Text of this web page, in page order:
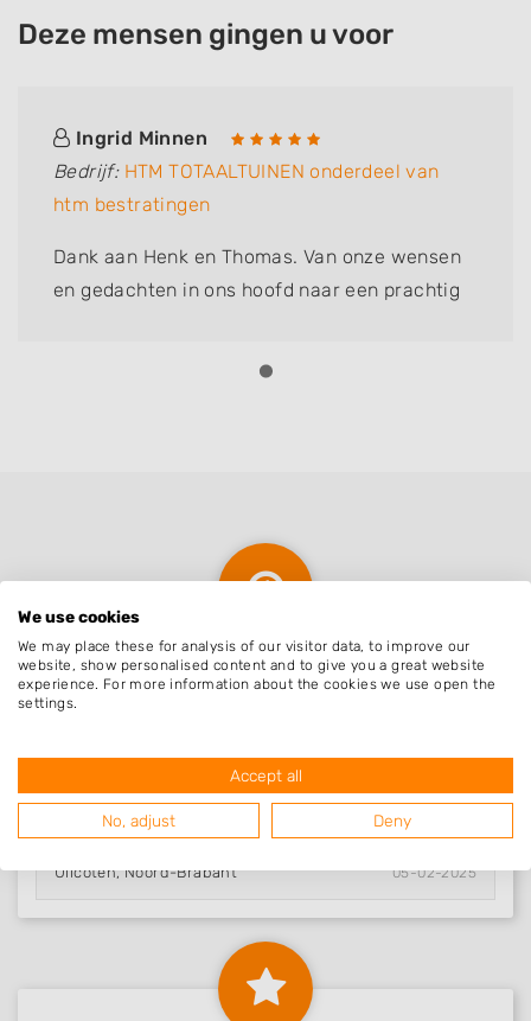
Deze mensen gingen u voor
Ingrid Minnen
Bedrijf: HTM TOTAALTUINEN onderdeel van
htm bestratingen
Dank aan Henk en Thomas. Van onze wensen
en gedachten in ons hoofd naar een prachtig
Wij maken daar niet zo'n probleem van. De
mannen zijn eerlijke harde werkers. Henk en
Thomas, Dank jullie wel voor onze droomtuin.
Sylvia en Ingrid.
Nieuw in Ulicoten
Ulicoten, Noord-Brabant 28-05-2026
Ulicoten, Noord-Brabant 05-02-2025
We use cookies
We may place these for analysis of our visitor data, to improve our
website, show personalised content and to give you a great website
experience. For more information about the cookies we use open the
settings.
Accept all
No, adjust Deny